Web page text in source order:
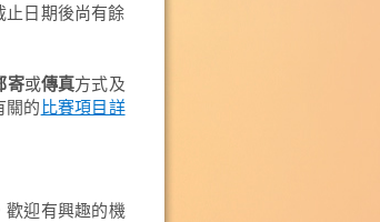
止日期後尚有餘
寄或傳真方式及
關的 比賽項目詳
歡迎有興趣的機